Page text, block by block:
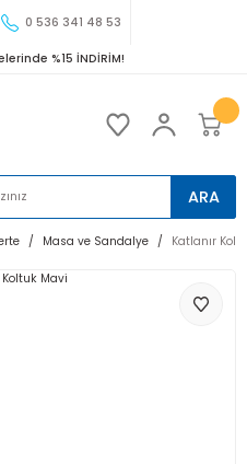
0 536 341 48 53
%15 İNDİRİM!
ARA
Masa ve Sandalye Katlanır